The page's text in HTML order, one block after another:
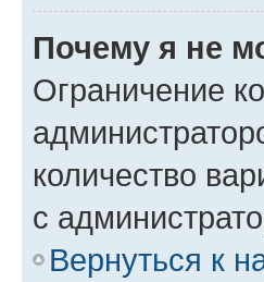
Почему я не
Ограничение
количество
с
Вернуться к